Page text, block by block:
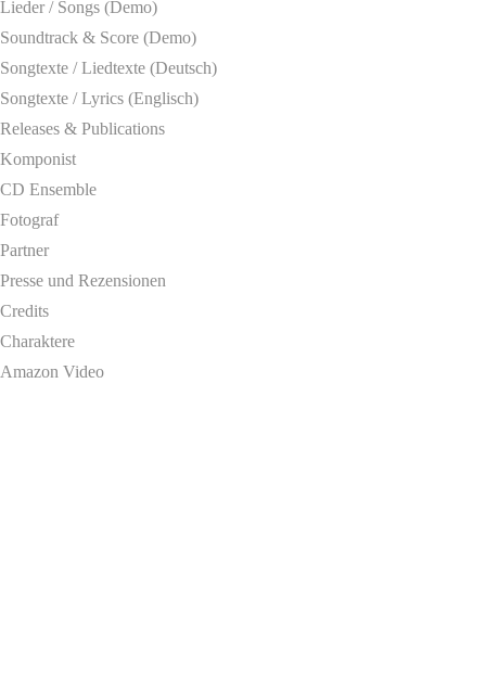
Lieder / Songs (Demo)
Soundtrack & Score (Demo)
Songtexte / Liedtexte (Deutsch)
Songtexte / Lyrics (Englisch)
Releases & Publications
Komponist
CD Ensemble
Fotograf
Partner
Presse und Rezensionen
Credits
Charaktere
Amazon Video